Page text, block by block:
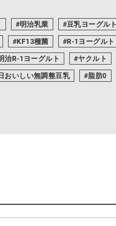
明治乳業 豆乳ヨーグルト
KF13種菌 R-1ヨーグルト
治R-1ヨーグルト ヤクルト
おいしい無調整豆乳 脂肪0